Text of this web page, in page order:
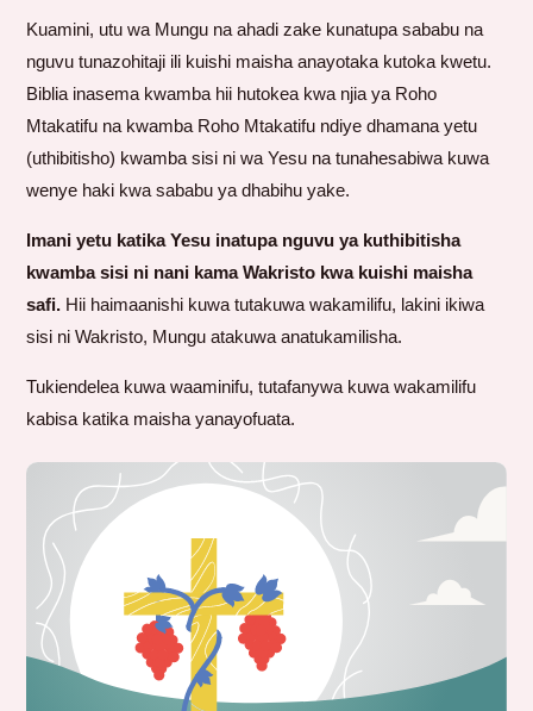
Kuamini, utu wa Mungu na ahadi zake kunatupa sababu na
nguvu tunazohitaji ili kuishi maisha anayotaka kutoka kwetu.
Biblia inasema kwamba hii hutokea kwa njia ya Roho
Mtakatifu na kwamba Roho Mtakatifu ndiye dhamana yetu
(uthibitisho) kwamba sisi ni wa Yesu na tunahesabiwa kuwa
wenye haki kwa sababu ya dhabihu yake.
Imani yetu katika Yesu inatupa nguvu ya kuthibitisha
kwamba sisi ni nani kama Wakristo kwa kuishi maisha
safi. Hii haimaanishi kuwa tutakuwa wakamilifu, lakini ikiwa
sisi ni Wakristo, Mungu atakuwa anatukamilisha.
Tukiendelea kuwa waaminifu, tutafanywa kuwa wakamilifu
kabisa katika maisha yanayofuata.